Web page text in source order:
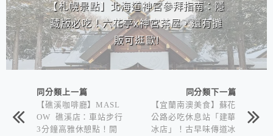
【札幌景點】北海道神宮參拜指南：隱
藏版必吃！六花亭x神宮茶屋，還有攤
販可逛歐!
同分類上一篇
【礁溪咖啡廳】MASL
OW 礁溪店：車站步行
3分鐘高雅休憩點！開
同分類下一篇
【宜蘭南澳美食】蘇花
公路必吃休息站「建華
冰店」！古早味傳道冰